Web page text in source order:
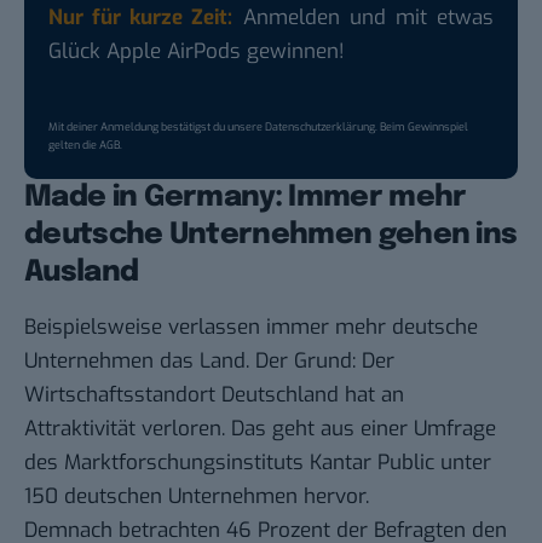
Nur für kurze Zeit: Anmelden und mit etwas
Glück Apple AirPods gewinnen!
Mit deiner Anmeldung bestätigst du unsereDatenschutzerklärung. Beim Gewinnspiel
gelten dieAGB.
Made in Germany: Immer mehr
deutsche Unternehmen gehen ins
Ausland
Beispielsweise verlassen immer mehr deutsche
Unternehmen das Land. Der Grund: Der
Wirtschaftsstandort Deutschland hat an
Attraktivität verloren. Das geht aus einer Umfrage
des Marktforschungsinstituts Kantar Public unter
150 deutschen Unternehmen hervor.
Demnach betrachten 46 Prozent der Befragten den